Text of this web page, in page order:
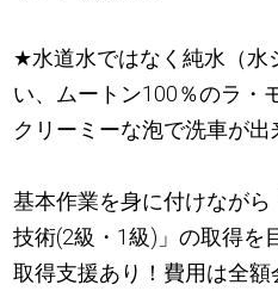
★水道水ではなく純水（水
い、ムートン100％のラ・
クリーミーな泡で洗車が出
基本作業を身に付けなが
技術(2級・1級)」の取得を
取得支援あり！費用は全額